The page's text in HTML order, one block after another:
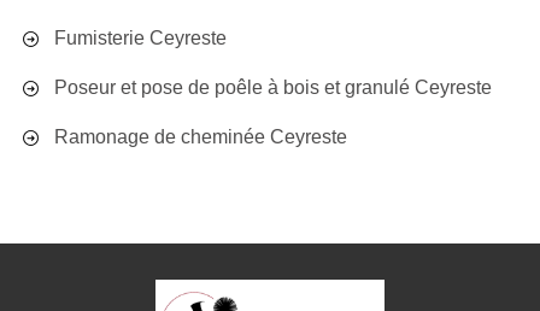
Fumisterie Ceyreste
Poseur et pose de poêle à bois et granulé Ceyreste
Ramonage de cheminée Ceyreste